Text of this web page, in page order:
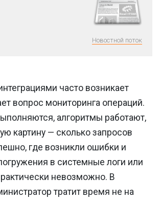
Новостной поток
часто возникает
вопрос мониторинга операций.
алгоритмы работают,
картину — сколько запросов
где возникли ошибки и
в системные логи или
невозможно. В
тратит время не на